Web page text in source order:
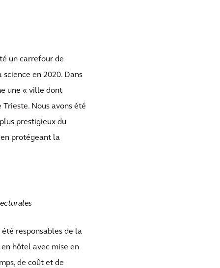
un carrefour de
en 2020. Dans
une « ville dont
Nous avons été
prestigieux du
protégeant la
responsables de la
hôtel avec mise en
de coût et de